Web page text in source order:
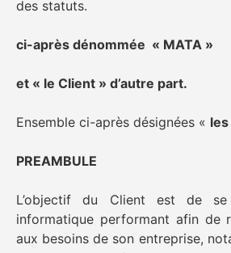
des statuts.
ci-après dénommée « MATA »
et « le Client » d’autre part.
Ensemble ci-après désignées «
PREAMBULE
L’objectif du Client est de
informatique performant afin de
aux besoins de son entreprise,